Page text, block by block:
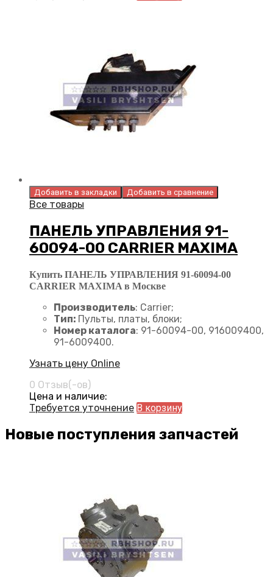
Добавить в закладки Добавить в сравнение
Все товары
ПАНЕЛЬ УПРАВЛЕНИЯ 91-
60094-00 CARRIER MAXIMA
Купить ПАНЕЛЬ УПРАВЛЕНИЯ 91-60094-00
CARRIER MAXIMA в Москве
Производитель: Carrier;
Тип: Пульты, платы, блоки;
Номер каталога: 91-60094-00, 916009400,
91-6009400.
Узнать цену Online
0 Отзыв(-ов)
Цена и наличие:
Требуется уточнение В корзину
Новые поступления запчастей